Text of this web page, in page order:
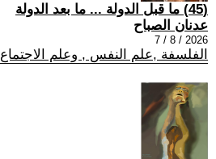
(45) ما قبل الدولة ... ما بعد الدولة
عدنان الصباح
2026 / 8 / 7
الفلسفة ,علم النفس , وعلم الاجتماع